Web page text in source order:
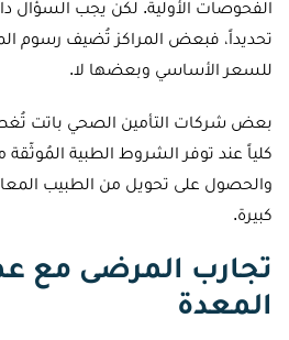
الفحوصات الأولية. لكن يجب السؤال
تحديداً، فبعض المراكز تُضيف رسوم
للسعر الأساسي وبعضها لا.
بعض شركات التأمين الصحي باتت
كلياً عند توفر الشروط الطبية المُوثّقة
والحصول على تحويل من الطبيب
كبيرة.
تجارب المرضى مع
المعدة